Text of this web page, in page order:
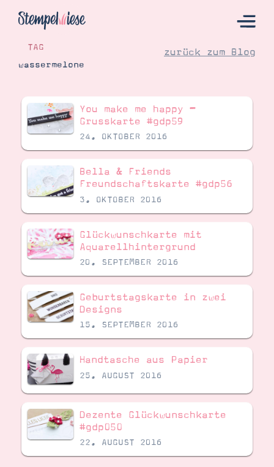
Hier Starten
Katalog
Bestellen
Demonstrator werden
Blog
Gutscheine
Produkte erklärt
Über mich
Über Stampin’ Up!
Tipps & Tricks
Ordnungstipps
TAG
wassermelone
zurück zum Blog
You make me happy –
Grusskarte #gdp59
24. OKTOBER 2016
Bella & Friends
Freundschaftskarte #gdp56
3. OKTOBER 2016
Glückwunschkarte mit
Aquarellhintergrund
20. SEPTEMBER 2016
Geburtstagskarte in zwei
Designs
15. SEPTEMBER 2016
Handtasche aus Papier
25. AUGUST 2016
Dezente Glückwunschkarte
#gdp050
22. AUGUST 2016